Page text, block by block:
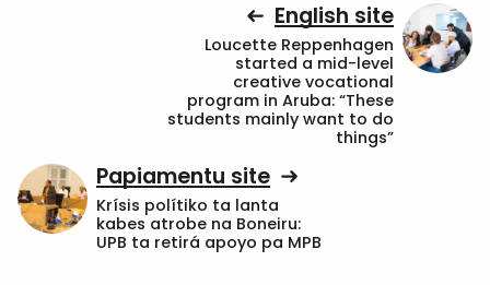
English site
Loucette Reppenhagen
started a mid-level
creative vocational
program in Aruba: “These
students mainly want to do
things”
Papiamentu site
Krísis polítiko ta lanta
kabes atrobe na Boneiru:
UPB ta retirá apoyo pa MPB